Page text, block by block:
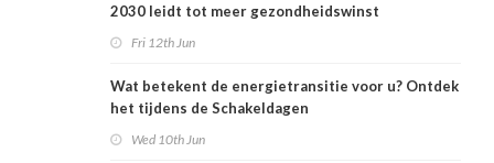
2030 leidt tot meer gezondheidswinst
Fri 12th Jun
Wat betekent de energietransitie voor u? Ontdek
het tijdens de Schakeldagen
Wed 10th Jun